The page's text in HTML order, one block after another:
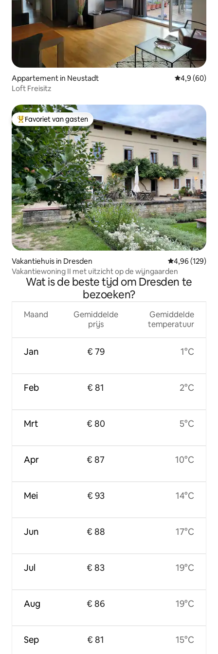
Appartement in Neustadt Gemiddelde
4,9 (60)
Loft Freisitz
Topfavoriet van gasten
Favoriet van gasten
Vakantiehuis in Dresden Gemiddelde
4,96 (129)
Vakantiewoning II met uitzicht op de wijngaarden
Wat is de beste tijd om Dresden te
bezoeken?
Maand
Jan
Feb
Mrt
Apr
Mei
Jun
Jul
Aug
Sep
Gemiddelde
prijs
€ 79
€ 81
€ 80
€ 87
€ 93
€ 88
€ 83
€ 86
€ 81
Gemiddelde
temperatuur
1°C
2°C
5°C
10°C
14°C
17°C
19°C
19°C
15°C